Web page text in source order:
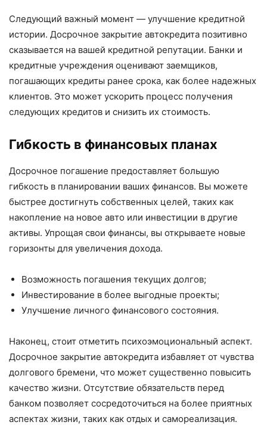
Следующий важный момент — улучшение кредитной
истории. Досрочное закрытие автокредита позитивно
сказывается на вашей кредитной репутации. Банки и
кредитные учреждения оценивают заемщиков,
погашающих кредиты ранее срока, как более надежных
клиентов. Это может ускорить процесс получения
следующих кредитов и снизить их стоимость.
Гибкость в финансовых планах
Досрочное погашение предоставляет большую
гибкость в планировании ваших финансов. Вы можете
быстрее достигнуть собственных целей, таких как
накопление на новое авто или инвестиции в другие
активы. Упрощая свои финансы, вы открываете новые
горизонты для увеличения дохода.
Возможность погашения текущих долгов;
Инвестирование в более выгодные проекты;
Улучшение личного финансового состояния.
Наконец, стоит отметить психоэмоциональный аспект.
Досрочное закрытие автокредита избавляет от чувства
долгового бремени, что может существенно повысить
качество жизни. Отсутствие обязательств перед
банком позволяет сосредоточиться на более приятных
аспектах жизни, таких как отдых и самореализация.